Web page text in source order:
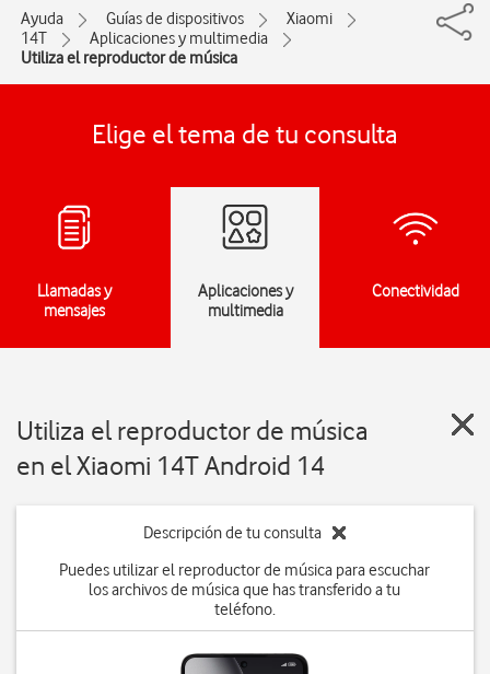
Ayuda Guías de dispositivos
Xiaomi
14T
Aplicaciones y multimedia
Utiliza el reproductor de música
Elige el tema de tu consulta
Llamadas y
mensajes
Aplicaciones y
multimedia
Conectividad
Utiliza el reproductor de música
en el Xiaomi 14T Android 14
Descripción de tu consulta
Puedes utilizar el reproductor de música para escuchar
los archivos de música que has transferido a tu
teléfono.